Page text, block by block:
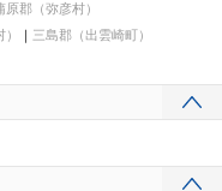
原郡（弥彦村）
三島郡（出雲崎町）